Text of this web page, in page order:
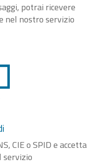
potrai ricevere
nel nostro servizio
CIE o SPID e accetta
servizio